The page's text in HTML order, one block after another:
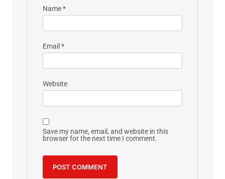
Name*
Email *
Website
Save my name, email, and website in this
browser for the next time I comment.